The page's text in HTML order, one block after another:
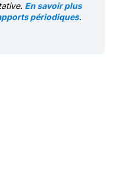
En savoir plus
périodiques.